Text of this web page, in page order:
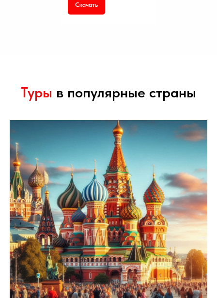
Скачать
Туры в популярные страны
Подпишись на наши
Каналы
ГОРЯЩИХ ТУРОВ!
Не упусти шанс! Самые
выгодные цены
на туры уже здесь!
Подписаться Telegram